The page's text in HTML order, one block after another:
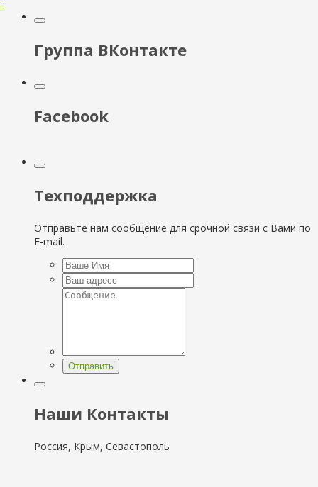
Группа ВКонтакте
Facebook
Техподдержка
Отправьте нам сообщение для срочной связи с Вами по
E-mail.
Отправить
Наши Контакты
Россия, Крым, Севастополь